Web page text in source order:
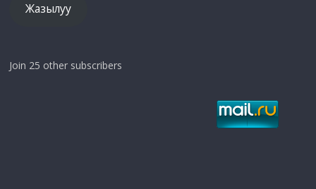
Жазылуу
Join 25 other subscribers